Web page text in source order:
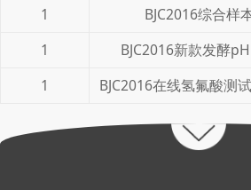
1
BJC2016综合样
1
BJC2016新款发酵
1
BJC2016在线氢氟酸测